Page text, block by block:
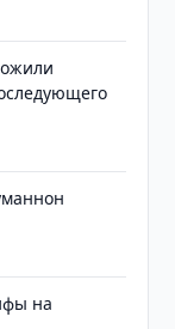
на